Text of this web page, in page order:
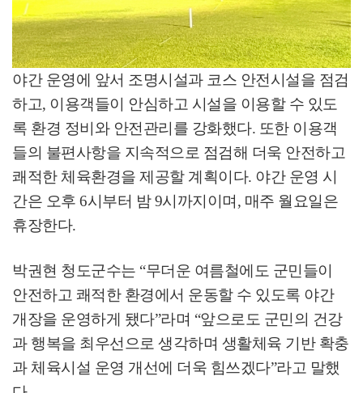
야간 운영에 앞서 조명시설과 코스 안전시설을 점검
하고, 이용객들이 안심하고 시설을 이용할 수 있도
록 환경 정비와 안전관리를 강화했다. 또한 이용객
들의 불편사항을 지속적으로 점검해 더욱 안전하고
쾌적한 체육환경을 제공할 계획이다. 야간 운영 시
간은 오후 6시부터 밤9시까지이며, 매주 월요일은
휴장한다.
박권현 청도군수는 “무더운 여름철에도 군민들이
안전하고 쾌적한 환경에서 운동할 수 있도록 야간
개장을 운영하게 됐다”라며 “앞으로도 군민의 건강
과 행복을 최우선으로 생각하며 생활체육 기반 확충
과 체육시설 운영 개선에 더욱 힘쓰겠다”라고 말했